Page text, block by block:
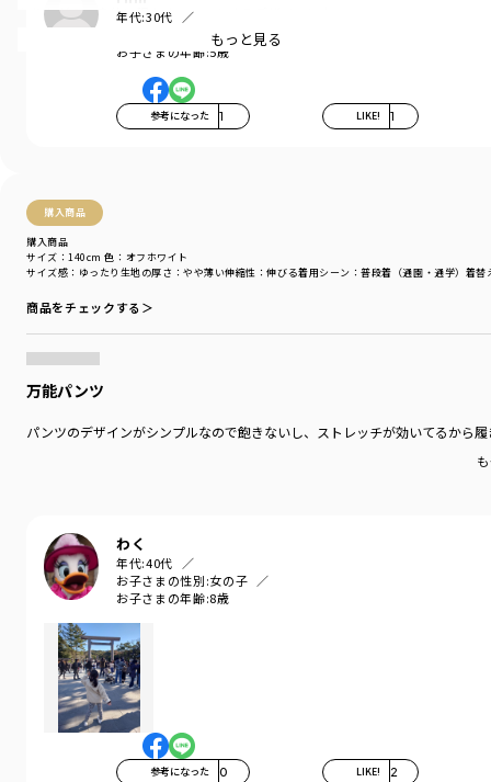
年代:30代
男の子
お子さまの年齢:5歳
参考になった 1 LIKE! 1
購入商品
購入商品
サイズ感 ：ゆったり 生地の厚さ ：やや薄い伸縮性 ：伸びる着用シーン ：普段着（通園・通学） 着替
サイズ：140cm 色：オフホワイト
商品をチェックする＞
万能パンツ
パンツのデザインがシンプルなので飽きないし、ストレッチが効いてるから
わく
年代:40代
お子さまの性別:女の子
お子さまの年齢:8歳
参考になった 0 LIKE! 2
ありながら、身体に程よくフィットするデザインに♪
対象年齢のお子様、数名にご協力いただき、
なんども修正を重ねシルエットをアップデート！
きれいなシルエットでスタイル良く、
男女兼用で使って頂けます。
おしりを包みこむ形状で、しゃがんだときに
ずれにくい安心設計です。
サイズ：サイズ110
シーズン
／ アウトレット
もっと見る